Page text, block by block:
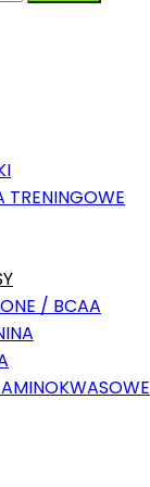
TRENINGOWE
/ BCAA